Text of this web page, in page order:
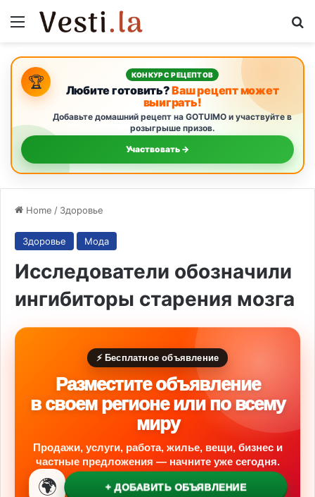
Menu
🏆 КОНКУРС РЕЦЕПТОВ
Любите готовить?Ваш рецепт может
выиграть!
Добавьте домашний рецепт на GOTUIMO и участвуйте в
розыгрыше призов.
Участвовать →
Home / Здоровье
Здоровье Мода
Исследователи обозначили
ингибиторы старения мозга
⚡ Бесплатное объявление
Разместите объявление
в своем регионе или по всему
миру
Продажи, услуги, работа, жилье, вещи, бизнес и
частные предложения — начните уже сегодня.
🌍 + ДОБАВИТЬ ОБЪЯВЛЕНИЕ